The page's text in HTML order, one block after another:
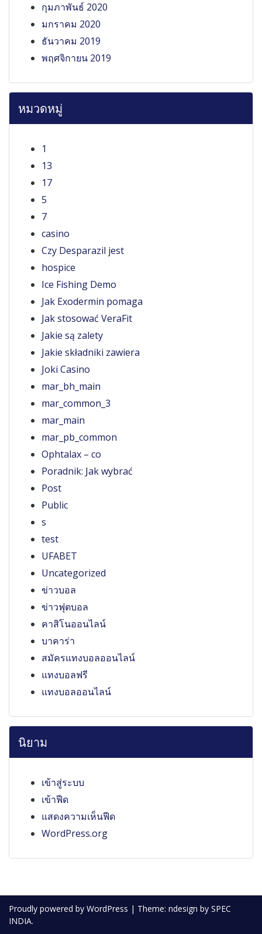
กุมภาพันธ์ 2020
มกราคม 2020
ธันวาคม 2019
พฤศจิกายน 2019
หมวดหมู่
1
13
17
5
7
casino
Czy Desparazil jest
hospice
Ice Fishing Demo
Jak Exodermin pomaga
Jak stosować VeraFit
Jakie są zalety
Jakie składniki zawiera
Joki Casino
mar_bh_main
mar_common_3
mar_main
mar_pb_common
Ophtalax – co
Poradnik: Jak wybrać
Post
Public
s
test
UFABET
Uncategorized
ข่าวบอล
ข่าวฟุตบอล
คาสิโนออนไลน์
บาคาร่า
สมัครแทงบอลออนไลน์
แทงบอลฟรี
แทงบอลออนไลน์
นิยาม
เข้าสู่ระบบ
เข้าฟีด
แสดงความเห็นฟีด
WordPress.org
Proudly powered by WordPress | Theme: ndesign by SPEC
INDIA.